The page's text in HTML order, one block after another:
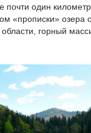
почти один
«прописки» озера
горный